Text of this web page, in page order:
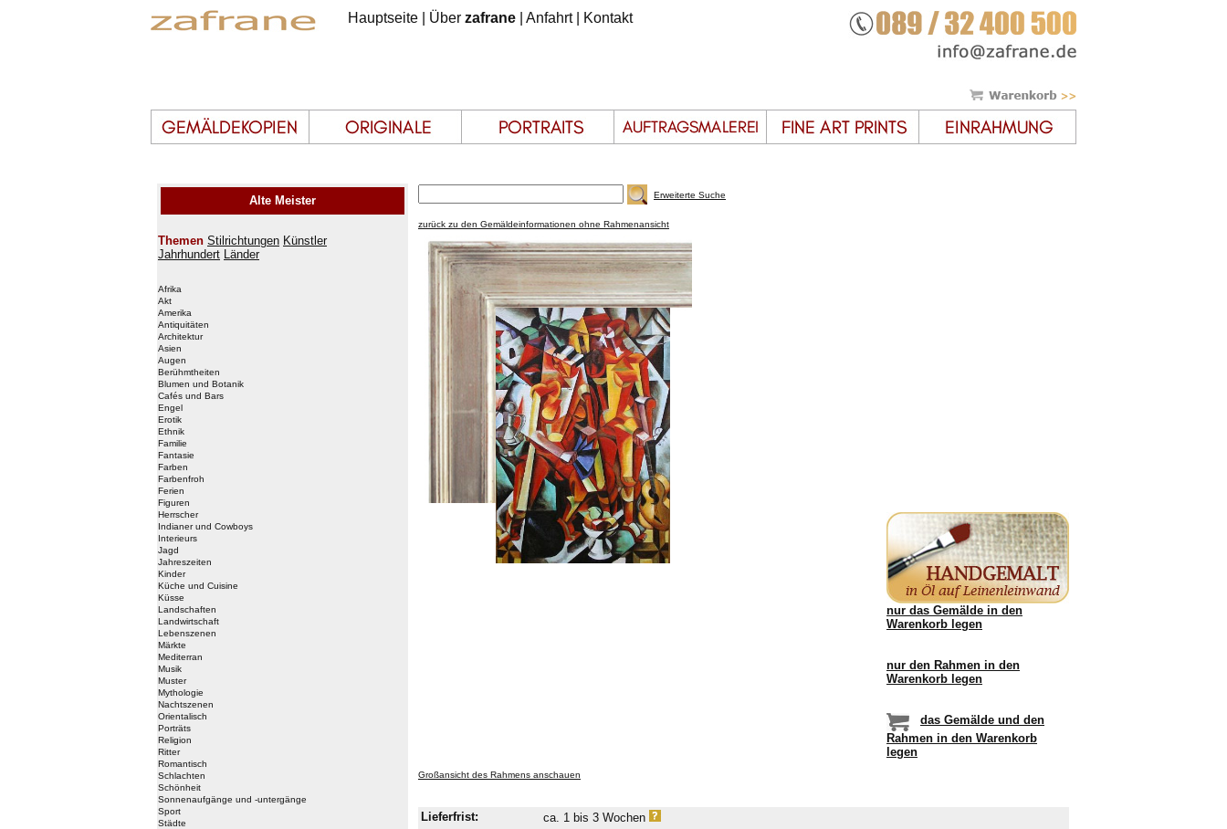
Hauptseite Über zafrane Anfahrt| Kontakt
Alte Meister
Themen Stilrichtungen Künstler
Jahrhundert Länder
Afrika
Akt
Amerika
Antiquitäten
Architektur
Asien
Augen
Berühmtheiten
Blumen und Botanik
Cafés und Bars
Engel
Erotik
Ethnik
Familie
Fantasie
Farben
Farbenfroh
Ferien
Figuren
Herrscher
Indianer und Cowboys
Interieurs
Jagd
Jahreszeiten
Kinder
Küche und Cuisine
Küsse
Landschaften
Landwirtschaft
Lebenszenen
Märkte
Mediterran
Musik
Muster
Mythologie
Nachtszenen
Orientalisch
Porträts
Religion
Ritter
Romantisch
Schlachten
Schönheit
Sonnenaufgänge und -untergänge
Sport
Städte
Erweiterte Suche
zurück zu den Gemäldeinformationen ohne Rahmenansicht
nur das Gemälde in den
Warenkorb legen
nur den Rahmen in den
Warenkorb legen
das Gemälde und den
Rahmen in den Warenkorb
legen
Großansicht des Rahmens anschauen
Lieferfrist: ca. 1 bis 3 Wochen